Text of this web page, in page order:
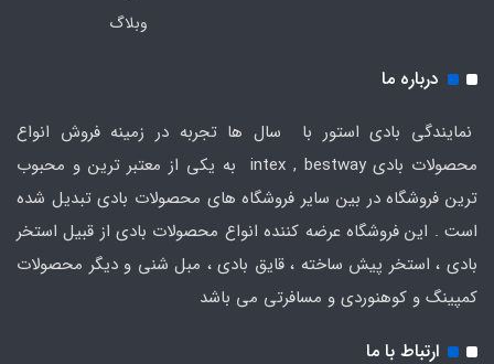
وبلاگ
درباره ما
نمایندگی بادی استور با سال ها تجربه در زمینه فروش انواع
محصولات بادی intex , bestway به یکی از معتبر ترین و محبوب
ترین فروشگاه در بین سایر فروشگاه های محصولات بادی تبدیل شده
است . این فروشگاه عرضه کننده انواع محصولات بادی از قبیل استخر
بادی ، استخر پیش ساخته ، قایق بادی ، مبل شنی و دیگر محصولات
کمپینگ و کوهنوردی و مسافرتی می باشد
ارتباط با ما